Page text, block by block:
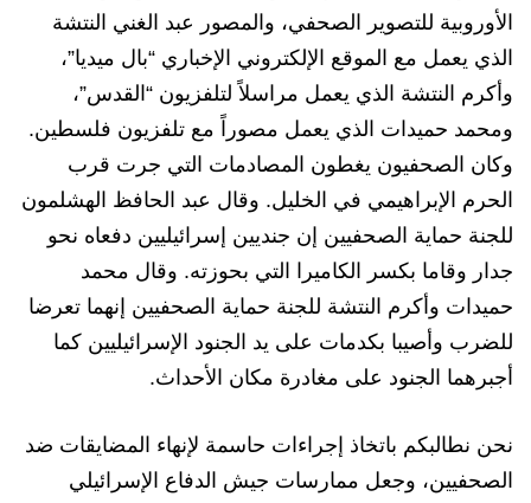
الأوروبية للتصوير الصحفي، والمصور عبد الغني النتشة
الذي يعمل مع الموقع الإلكتروني الإخباري “بال ميديا”،
وأكرم النتشة الذي يعمل مراسلاً لتلفزيون “القدس”،
ومحمد حميدات الذي يعمل مصوراً مع تلفزيون فلسطين.
وكان الصحفيون يغطون المصادمات التي جرت قرب
الحرم الإبراهيمي في الخليل. وقال عبد الحافظ الهشلمون
للجنة حماية الصحفيين إن جنديين إسرائيليين دفعاه نحو
جدار وقاما بكسر الكاميرا التي بحوزته. وقال محمد
حميدات وأكرم النتشة للجنة حماية الصحفيين إنهما تعرضا
للضرب وأصيبا بكدمات على يد الجنود الإسرائيليين كما
أجبرهما الجنود على مغادرة مكان الأحداث.
نحن نطالبكم باتخاذ إجراءات حاسمة لإنهاء المضايقات ضد
الصحفيين، وجعل ممارسات جيش الدفاع الإسرائيلي